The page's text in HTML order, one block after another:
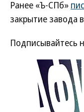
Ранее «Ъ-СПб»
закрытие завода
Подписывайтесь